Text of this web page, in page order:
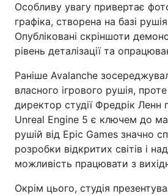
Особливу увагу привертає
графіка, створена на базі
Опубліковані скріншоти
рівень деталізації та
Раніше Avalanche
власного ігрового рушія,
директор студії Фредрік Ленн
Unreal Engine 5 є ключем до
рушій від Epic Games значно
розробки відкритих світів і
можливість працювати з
Окрім цього, студія